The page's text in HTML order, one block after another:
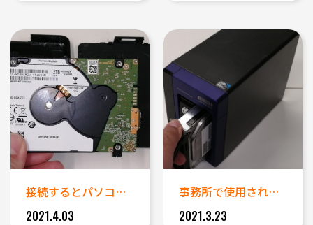
接続するとパソコンが固まるポー...
2021.4.03
事務所で使用されていたランディ...
2021.3.23